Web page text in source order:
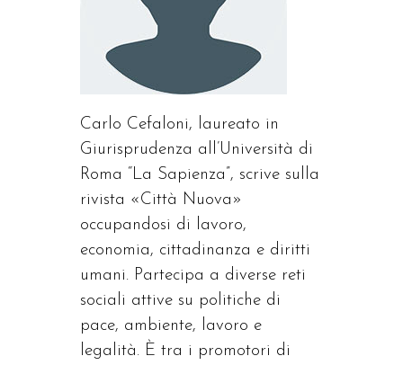
Carlo Cefaloni, laureato in
Giurisprudenza all’Università di
Roma “La Sapienza”, scrive sulla
rivista «Città Nuova»
occupandosi di lavoro,
economia, cittadinanza e diritti
umani. Partecipa a diverse reti
sociali attive su politiche di
pace, ambiente, lavoro e
legalità. È tra i promotori di